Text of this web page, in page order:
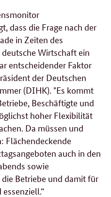
dass die Frage nach der
in Zeiten des
Wirtschaft ein
entscheidender Faktor
der Deutschen
(DIHK). "Es kommt
Beschäftigte und
hoher Flexibilität
Da müssen und
Flächendeckende
auch in den
sowie
Betriebe und damit für